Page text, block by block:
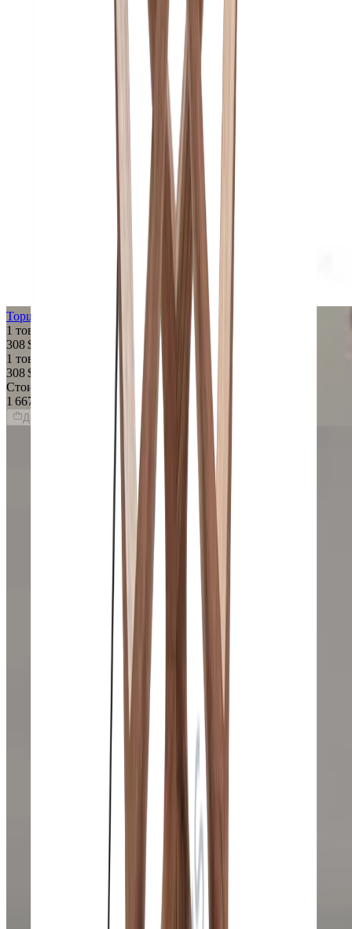
Торшер Bagnato
1 товар
308 $
1 товар
308 $
Стоимость интерьера:
1 667 $
Добавить товары в заказ